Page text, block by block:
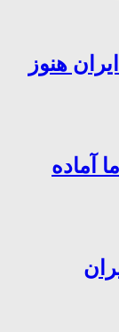
هنوز
آماده